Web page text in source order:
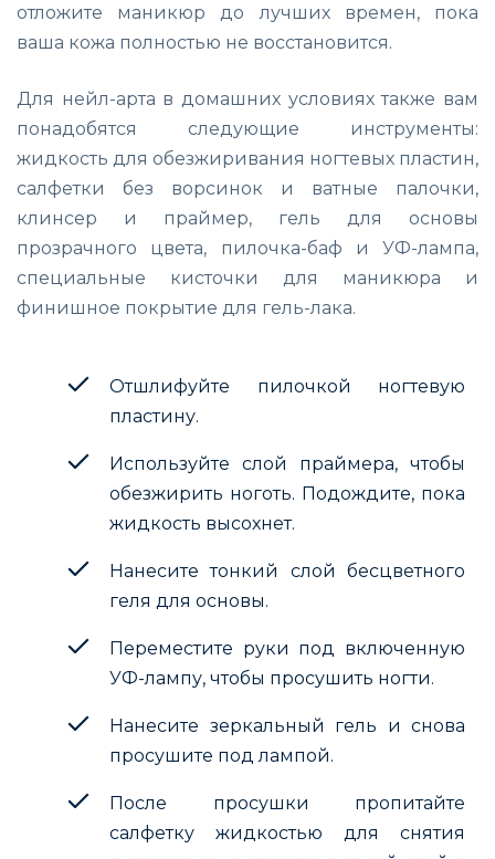
отложите маникюр до лучших времен, пока
ваша кожа полностью не восстановится.
Для нейл-арта в домашних условиях также вам
понадобятся следующие инструменты:
жидкость для обезжиривания ногтевых пластин,
салфетки без ворсинок и ватные палочки,
клинсер и праймер, гель для основы
прозрачного цвета, пилочка-баф и УФ-лампа,
специальные кисточки для маникюра и
финишное покрытие для гель-лака.
Отшлифуйте пилочкой ногтевую
пластину.
Используйте слой праймера, чтобы
обезжирить ноготь. Подождите, пока
жидкость высохнет.
Нанесите тонкий слой бесцветного
геля для основы.
Переместите руки под включенную
УФ-лампу, чтобы просушить ногти.
Нанесите зеркальный гель и снова
просушите под лампой.
После просушки пропитайте
салфетку жидкостью для снятия